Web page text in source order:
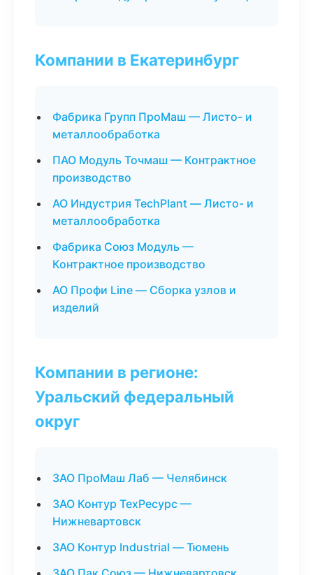
Компании в Екатеринбург
Фабрика Групп ПроМаш — Листо- и
металлообработка
ПАО Модуль Точмаш — Контрактное
производство
АО Индустрия TechPlant — Листо- и
металлообработка
Фабрика Союз Модуль —
Контрактное производство
АО Профи Line — Сборка узлов и
изделий
Компании в регионе:
Уральский федеральный
округ
ЗАО ПроМаш Лаб — Челябинск
ЗАО Контур ТехРесурс —
Нижневартовск
ЗАО Контур Industrial — Тюмень